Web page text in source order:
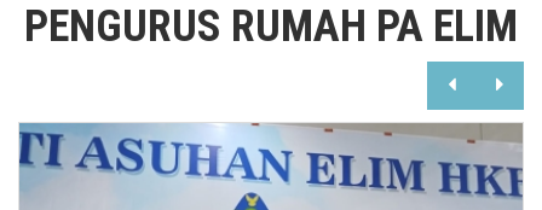
PENGURUS RUMAH PA ELIM